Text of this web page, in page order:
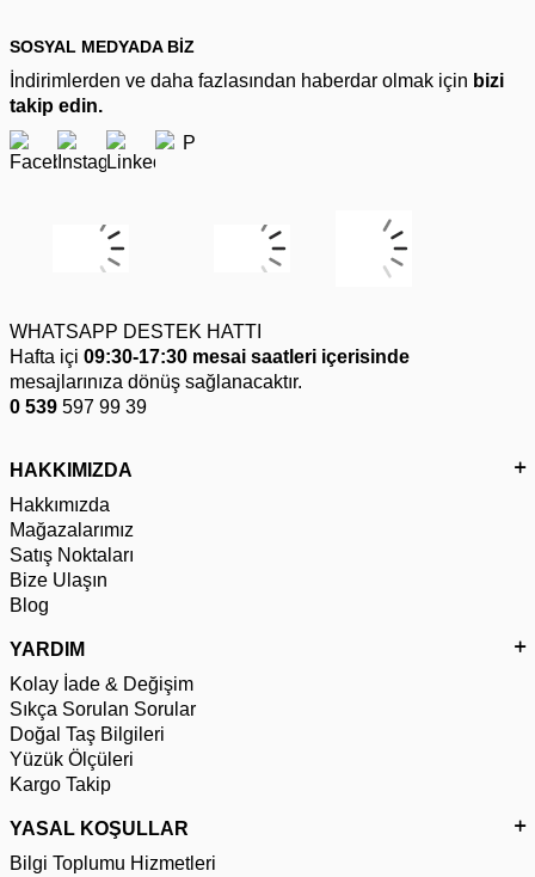
SOSYAL MEDYADA BİZ
İndirimlerden ve daha fazlasından haberdar olmak için bizi
takip edin.
WHATSAPP DESTEK HATTI
Hafta içi 09:30-17:30 mesai saatleri içerisinde
mesajlarınıza dönüş sağlanacaktır.
0 539 597 99 39
HAKKIMIZDA
Hakkımızda
Mağazalarımız
Satış Noktaları
Bize Ulaşın
Blog
YARDIM
Kolay İade & Değişim
Sıkça Sorulan Sorular
Doğal Taş Bilgileri
Yüzük Ölçüleri
Kargo Takip
YASAL KOŞULLAR
Bilgi Toplumu Hizmetleri